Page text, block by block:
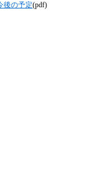
後の予定(pdf)